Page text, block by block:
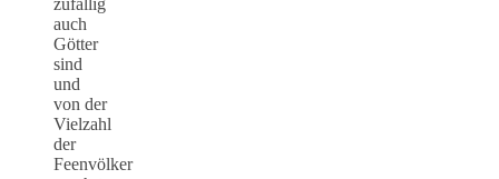
auch
Götter
sind
und
von der
Vielzahl
der
Feenvölker